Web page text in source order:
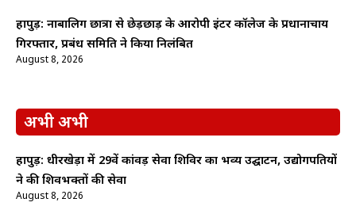
हापुड़: नाबालिग छात्रा से छेड़छाड़ के आरोपी इंटर कॉलेज के प्रधानाचार्य
गिरफ्तार, प्रबंध समिति ने किया निलंबित
August 8, 2026
अभी अभी
हापुड़: धीरखेड़ा में 29वें कांवड़ सेवा शिविर का भव्य उद्घाटन, उद्योगपतियों
ने की शिवभक्तों की सेवा
August 8, 2026